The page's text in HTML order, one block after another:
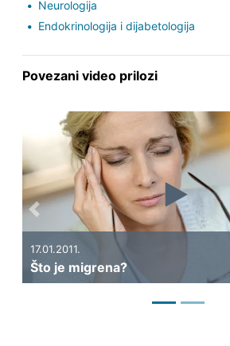
Neurologija
Endokrinologija i dijabetologija
Povezani video prilozi
17.01.2011.
Što je migrena?
Previous